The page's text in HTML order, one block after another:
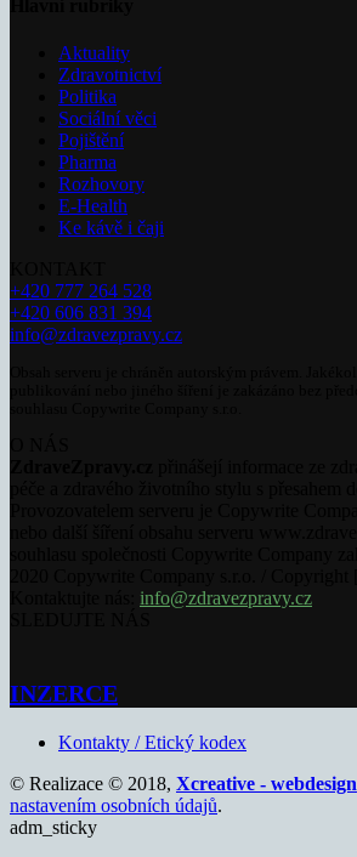
Aktuality
Zdravotnictví
Politika
Sociální věci
Pojištění
Pharma
Rozhovory
E-Health
Ke kávě i čaji
+420 777 264 528
+420 606 831 394
info@zdravezpravy.cz
info@zdravezpravy.cz
INZERCE
Kontakty / Etický kodex
© Realizace © 2018, Xcreative - webdesign
nastavením osobních údajů.
adm_sticky